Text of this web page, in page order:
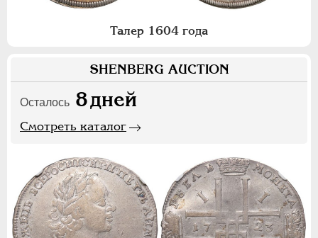
Талер 1604 года
SHENBERG AUCTION
Осталось 8дней
Смотреть каталог